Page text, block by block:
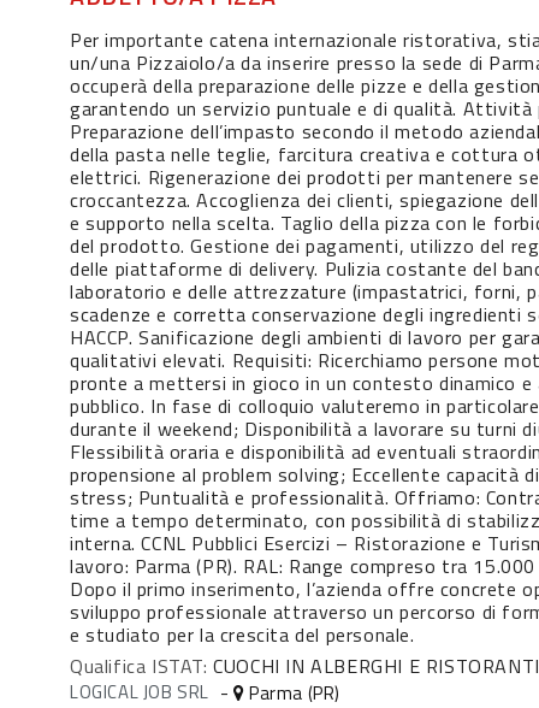
Per importante catena internazionale ristorativa,
un/una Pizzaiolo/a da inserire presso la sede di
occuperà della preparazione delle pizze e della
garantendo un servizio puntuale e di qualità. Attività
Preparazione dell’impasto secondo il metodo
della pasta nelle teglie, farcitura creativa e cottura
elettrici. Rigenerazione dei prodotti per mantenere
croccantezza. Accoglienza dei clienti, spiegazione
e supporto nella scelta. Taglio della pizza con le
del prodotto. Gestione dei pagamenti, utilizzo del
delle piattaforme di delivery. Pulizia costante del
laboratorio e delle attrezzature (impastatrici, forni,
scadenze e corretta conservazione degli ingredienti
HACCP. Sanificazione degli ambienti di lavoro per
qualitativi elevati. Requisiti: Ricerchiamo persone
pronte a mettersi in gioco in un contesto dinamico
pubblico. In fase di colloquio valuteremo in
durante il weekend; Disponibilità a lavorare su turni
Flessibilità oraria e disponibilità ad eventuali
propensione al problem solving; Eccellente capacità
stress; Puntualità e professionalità. Offriamo:
time a tempo determinato, con possibilità di
interna. CCNL Pubblici Esercizi – Ristorazione e
lavoro: Parma (PR). RAL: Range compreso tra
Dopo il primo inserimento, l’azienda offre concrete
sviluppo professionale attraverso un percorso di
e studiato per la crescita del personale.
Qualifica ISTAT: CUOCHI IN ALBERGHI E RISTORANTI
LOGICAL JOB SRL - Parma (PR)